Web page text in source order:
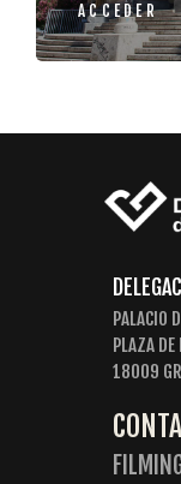
ACCEDER
PALACIO
PLAZA DE
18009